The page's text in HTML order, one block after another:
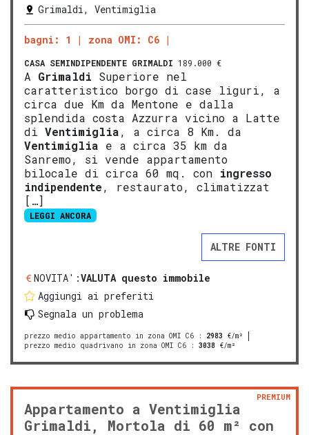
Grimaldi, Ventimiglia
bagni: 1 zona OMI: C6
CASA SEMINDIPENDENTE GRIMALDI 189.000 €
A Grimaldi Superiore nel
caratteristico borgo di case liguri, a
circa due Km da Mentone e dalla
splendida costa Azzurra vicino a Latte
di Ventimiglia, a circa 8 Km. da
Ventimiglia e a circa 35 km da
Sanremo, si vende appartamento
bilocale di circa 60 mq. con ingresso
indipendente, restaurato, climatizzat
[…]
LEGGI ANCORA
ALTRE FONTI
NOVITA':VALUTA questo immobile
Aggiungi ai preferiti
Segnala un problema
prezzo medio appartamento in zona OMI C6 : 2983 €/m²
prezzo medio quadrivano in zona OMI C6 : 3038 €/m²
Appartamento a Ventimiglia
Grimaldi, Mortola di 60 m² con
PREMIUM